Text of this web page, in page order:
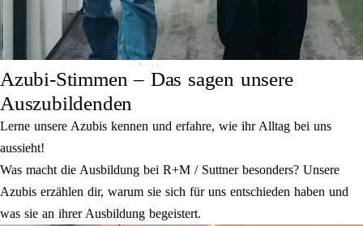
Azubi-Stimmen – Das sagen unsere
Auszubildenden
Lerne unsere Azubis kennen und erfahre, wie ihr Alltag bei uns
aussieht!
Was macht die Ausbildung bei R+M / Suttner besonders? Unsere
Azubis erzählen dir, warum sie sich für uns entschieden haben und
was sie an ihrer Ausbildung begeistert.